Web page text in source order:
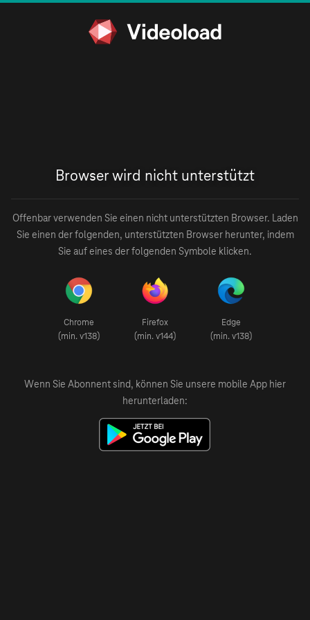
Browser wird nicht unterstützt
Offenbar verwenden Sie einen nicht unterstützten Browser. Laden
Sie einen der folgenden, unterstützten Browser herunter, indem
Sie auf eines der folgenden Symbole klicken.
Chrome
(min. v138)
Firefox
(min. v144)
Edge
(min. v138)
Wenn Sie Abonnent sind, können Sie unsere mobile App hier
herunterladen: